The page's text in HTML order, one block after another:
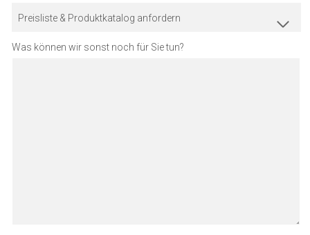
Preisliste & Produktkatalog anfordern
Was können wir sonst noch für Sie tun?